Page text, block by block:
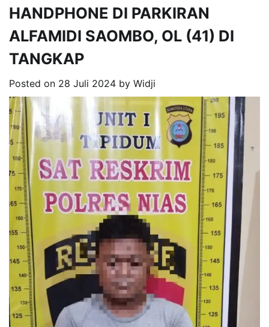
HANDPHONE DI PARKIRAN
ALFAMIDI SAOMBO, OL (41) DI
TANGKAP
Posted on 28 Juli 2024 by Widji